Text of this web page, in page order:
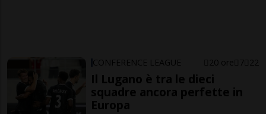
CONFERENCE LEAGUE 20 ore 7 22
Il Lugano è tra le dieci
squadre ancora perfette in
Europa